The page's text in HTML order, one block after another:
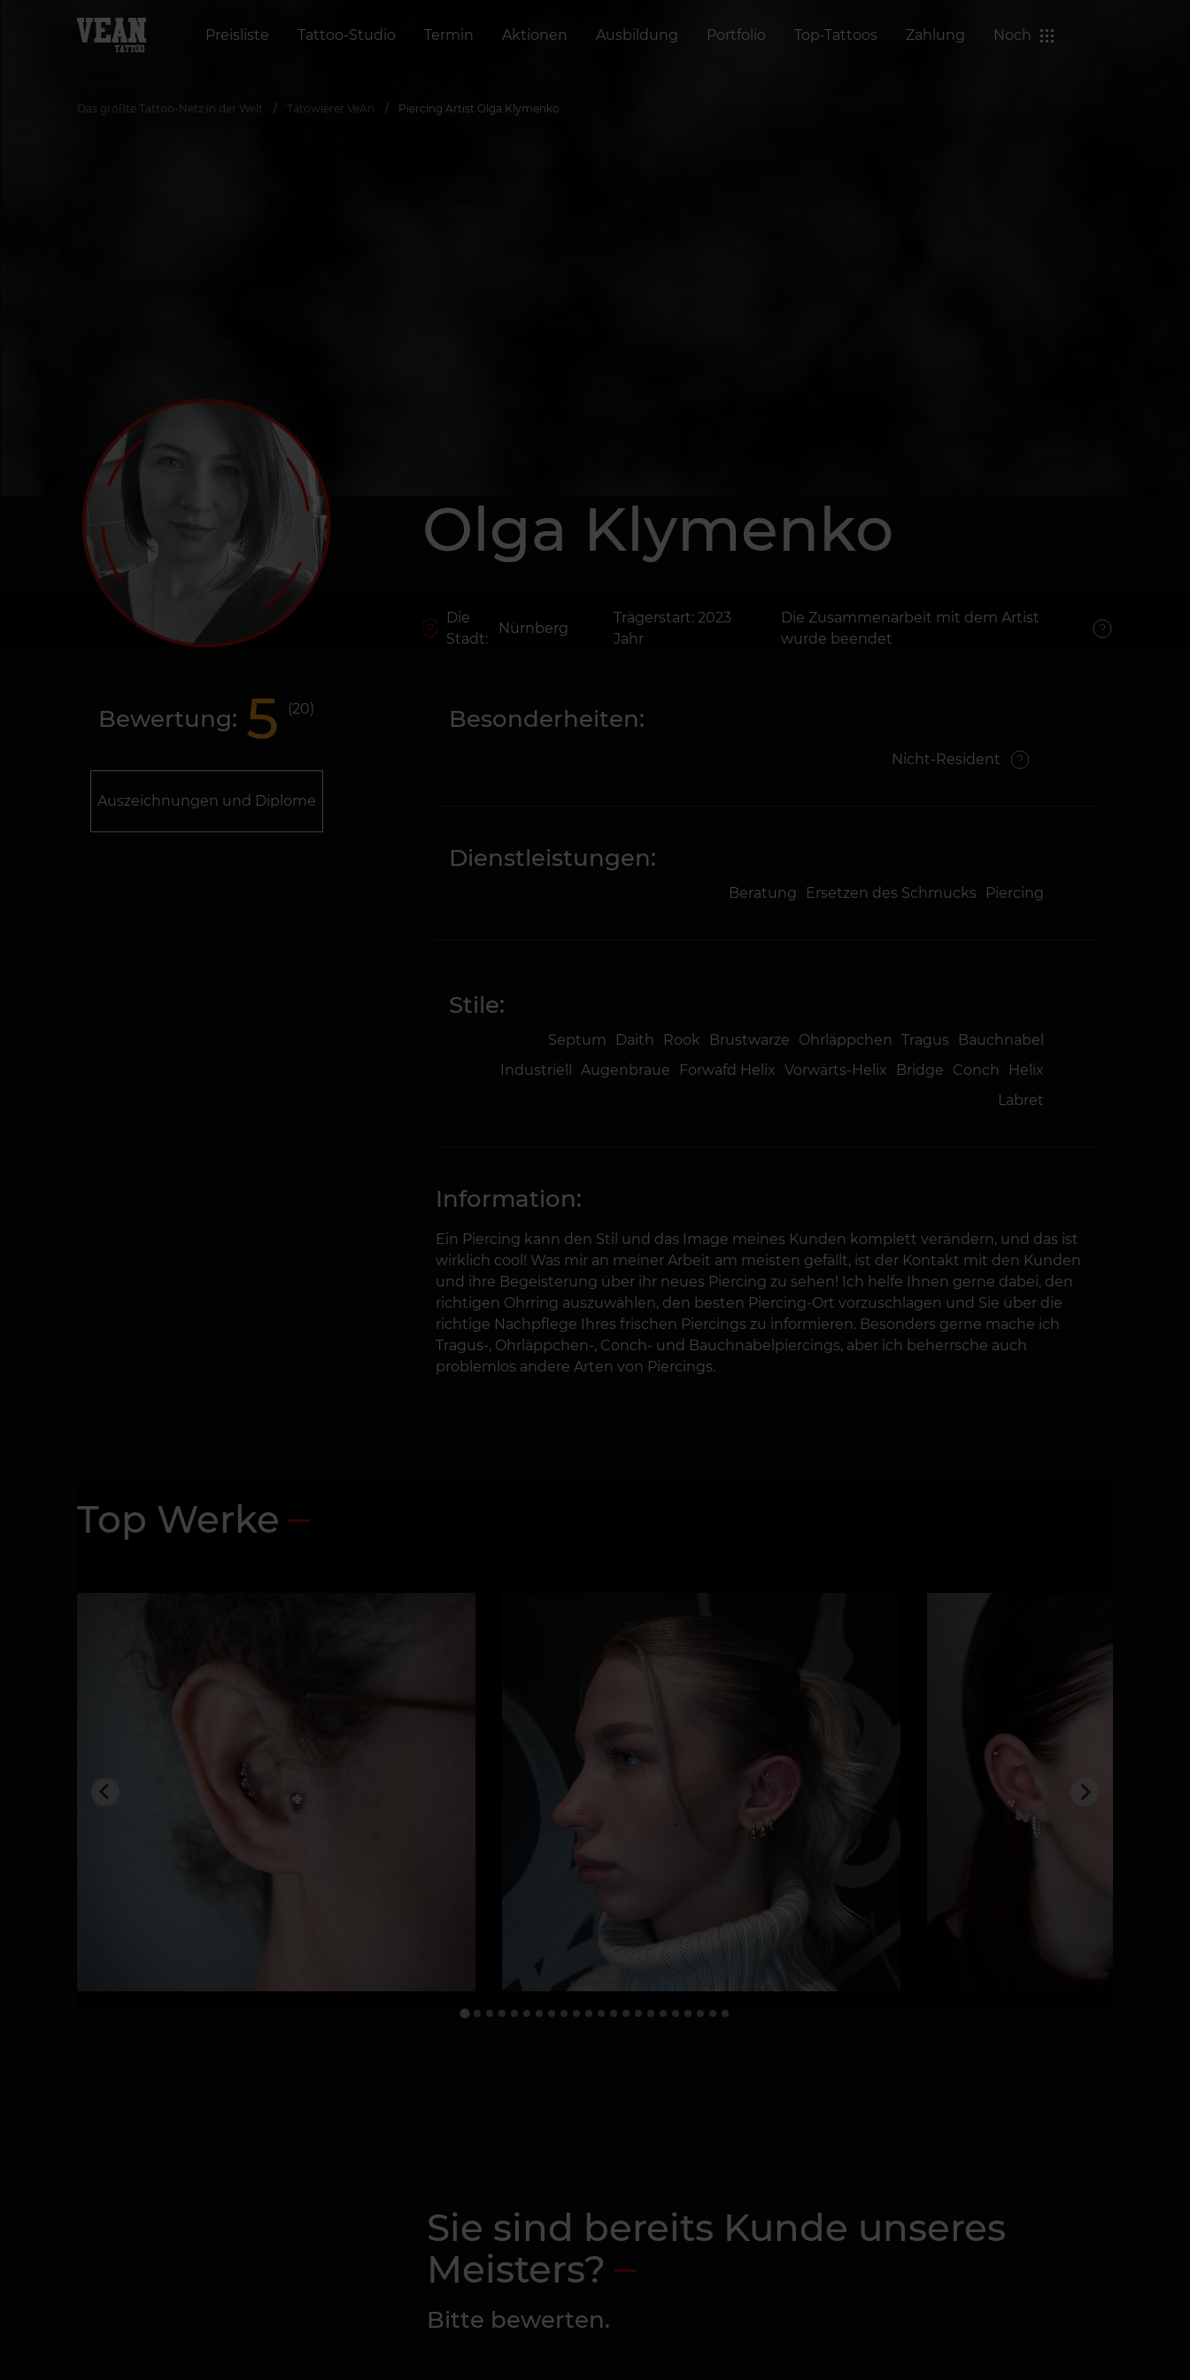
Preisliste Tattoo-Studio Termin Aktionen Ausbildung Portfolio Top-Tattoos Zahlung Noch
Das größte Tattoo-Netz in der Welt Tätowierer VeAn Piercing Artist Olga Klymenko
Olga Klymenko
Die
Stadt:
Nürnberg
Trägerstart: 2023
Jahr
Die Zusammenarbeit mit dem Artist
wurde beendet
Bewertung: 5 (20)
Auszeichnungen und Diplome
Besonderheiten:
Nicht-Resident
Dienstleistungen:
Beratung Ersetzen des Schmucks Piercing
Stile:
Septum Daith Rook Brustwarze Ohrläppchen Tragus
Bauchnabel
Industriell
Augenbraue Forwafd Helix Vorwärts-Helix Bridge Conch
Helix
Labret
Information:
Ein Piercing kann den Stil und das Image meines Kunden komplett verändern, und das ist
wirklich cool! Was mir an meiner Arbeit am meisten gefällt, ist der Kontakt mit den Kunden
und ihre Begeisterung über ihr neues Piercing zu sehen! Ich helfe Ihnen gerne dabei, den
richtigen Ohrring auszuwählen, den besten Piercing-Ort vorzuschlagen und Sie über die
richtige Nachpflege Ihres frischen Piercings zu informieren. Besonders gerne mache ich
Tragus-, Ohrläppchen-, Conch- und Bauchnabelpiercings, aber ich beherrsche auch
problemlos andere Arten von Piercings.
Top Werke
Sie sind bereits Kunde unseres
Meisters?
Bitte bewerten.